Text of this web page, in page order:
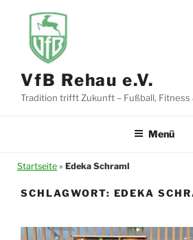
springen
VfB Rehau e.V.
Tradition trifft Zukunft – Fußball, Fitness
Menü
Startseite » Edeka Schraml
SCHLAGWORT: EDEKA